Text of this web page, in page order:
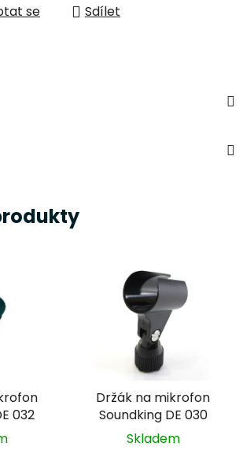
se Sdílet
032
Držák na mikrofon
Soundking DE 030
Skladem